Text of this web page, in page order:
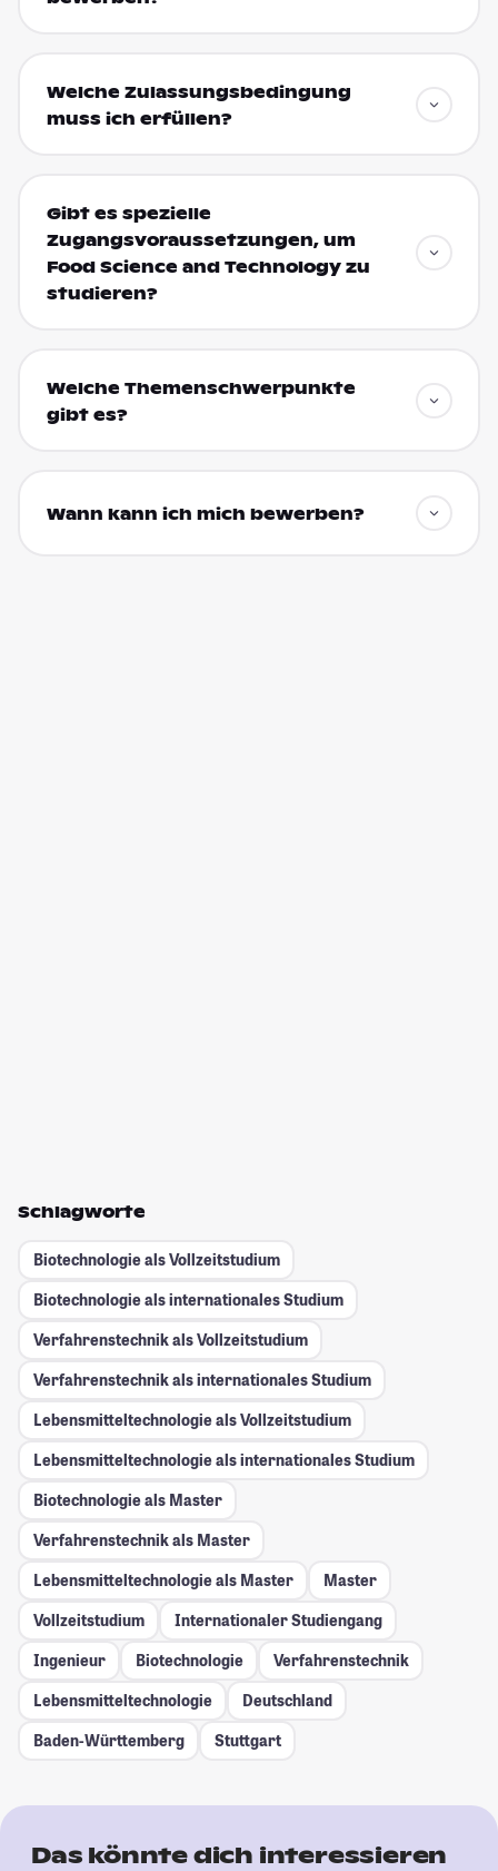
Welche Zulassungsbedingung
muss ich erfüllen?
Gibt es spezielle
Zugangsvoraussetzungen, um
Food Science and Technology zu
studieren?
Welche Themenschwerpunkte
gibt es?
Wann kann ich mich bewerben?
Schlagworte
Biotechnologie als Vollzeitstudium
Biotechnologie als internationales Studium
Verfahrenstechnik als Vollzeitstudium
Verfahrenstechnik als internationales Studium
Lebensmitteltechnologie als Vollzeitstudium
Lebensmitteltechnologie als internationales Studium
Biotechnologie als Master
Verfahrenstechnik als Master
Lebensmitteltechnologie als Master
Master
Vollzeitstudium
Internationaler Studiengang
Ingenieur
Biotechnologie
Verfahrenstechnik
Lebensmitteltechnologie
Deutschland
Baden-Württemberg
Stuttgart
Das könnte dich interessieren